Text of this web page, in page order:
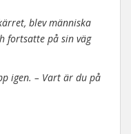
blev människa
fortsatte på sin väg
igen. – Vart är du på